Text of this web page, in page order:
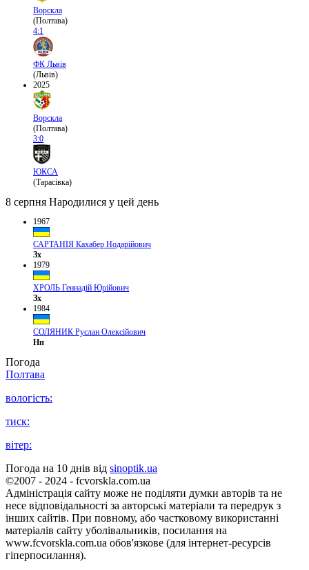
Ворскла
(Полтава)
4:1
ФК Львів
(Львів)
2025
Ворскла
(Полтава)
3:0
ЮКСА
(Тарасівка)
8 серпня Народилися у цей день
1967
САРТАНІЯ Кахабер Нодарійович
Зх
1979
ХРОЛЬ Геннадій Юрійович
Зх
1984
СОЛЯНИК Руслан Олексійович
Нп
Погода
Полтава
вологість:
тиск:
вітер:
Погода на 10 днів від sinoptik.ua
©2007 - 2024 - fcvorskla.com.ua
Адміністрація сайту може не поділяти думки авторів та не
несе відповідальності за авторські матеріали та передрук з
інших сайтів. При повному, або частковому використанні
матеріалів сайту уболівальників, посилання на
www.fcvorskla.com.ua обов'язкове (для інтернет-ресурсів
гіперпосилання).